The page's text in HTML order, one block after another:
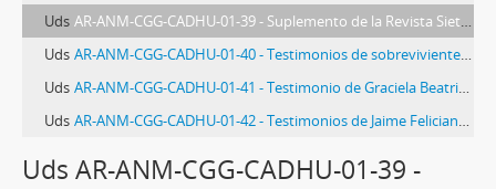
Uds AR-ANM-CGG-CADHU-01-39 - Suplemento de la Revista Siete Días "La tortura en Argentina.Documento Especial"
Uds AR-ANM-CGG-CADHU-01-40 - Testimonios de sobrevivientes de campos clandestinos de concentración- exterminio
Uds AR-ANM-CGG-CADHU-01-41 - Testimonio de Graciela Beatriz Daleo y Andrés Román Castillo sobre el campo de concentración clandestino de la Escuela de Mecánica de la Armada (ESMA)
Uds AR-ANM-CGG-CADHU-01-42 - Testimonios de Jaime Feliciano Dri
Uds AR-ANM-CGG-CADHU-01-39 -